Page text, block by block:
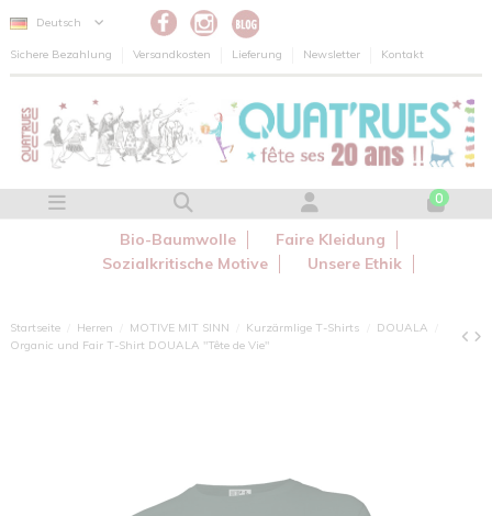
Deutsch
Sichere Bezahlung Versandkosten Lieferung Newsletter Kontakt
0
Bio-Baumwolle
Faire Kleidung
Sozialkritische Motive
Unsere Ethik
Startseite Herren MOTIVE MIT SINN Kurzärmlige T-Shirts
DOUALA
Organic und Fair T-Shirt DOUALA "Tête de Vie"